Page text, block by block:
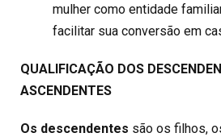
mulher como entidade
facilitar sua conversão em
QUALIFICAÇÃO DOS
ASCENDENTES
Os descendentes são os filhos,